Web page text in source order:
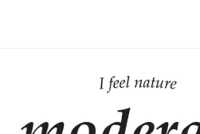
ム